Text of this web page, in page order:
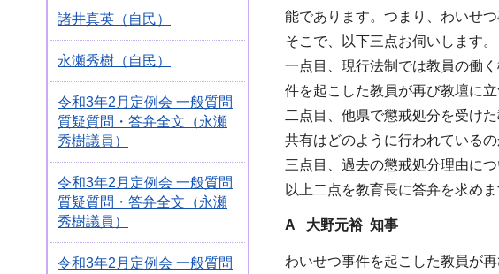
諸井真英（自民）
永瀬秀樹（自民）
令和3年2月定例会 一般質問
質疑質問・答弁全文（永瀬
秀樹議員）
令和3年2月定例会 一般質問
質疑質問・答弁全文（永瀬
秀樹議員）
令和3年2月定例会 一般質問
能であります。つまり、わいせ
そこで、以下三点お伺いします。
一点目、現行法制では教員の働
件を起こした教員が再び教壇に
二点目、他県で懲戒処分を受け
共有はどのように行われている
三点目、過去の懲戒処分理由に
以上二点を教育長に答弁を求めま
A 大野元裕 知事
わいせつ事件を起こした教員が